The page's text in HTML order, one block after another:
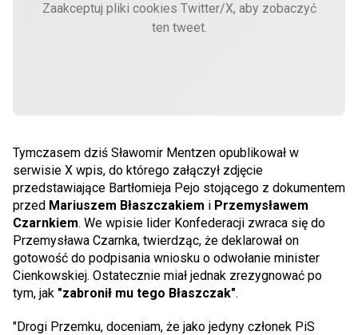
Zaakceptuj pliki cookies Twitter/X, aby zobaczyć
ten tweet.
Tymczasem dziś Sławomir Mentzen opublikował w
serwisie X wpis, do którego załączył zdjęcie
przedstawiające Bartłomieja Pejo stojącego z dokumentem
przed Mariuszem Błaszczakiem i Przemysławem
Czarnkiem. We wpisie lider Konfederacji zwraca się do
Przemysława Czarnka, twierdząc, że deklarował on
gotowość do podpisania wniosku o odwołanie minister
Cienkowskiej. Ostatecznie miał jednak zrezygnować po
tym, jak "zabronił mu tego Błaszczak".
"Drogi Przemku, doceniam, że jako jedyny członek PiS